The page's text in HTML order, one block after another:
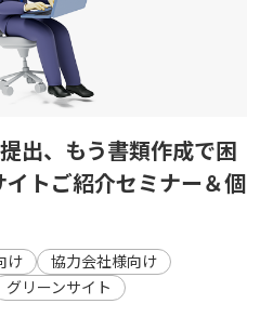
出、もう書類作成で困
トご紹介セミナー＆個
け
協力会社様向け
グリーンサイト